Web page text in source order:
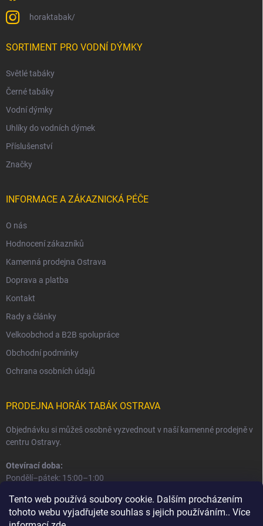
Tento web používá soubory cookie. Dalším procházením
tohoto webu vyjadřujete souhlas s jejich používáním.. Více
horaktabak/
SORTIMENT PRO VODNÍ DÝMKY
Světlé tabáky
Černé tabáky
Vodní dýmky
Uhlíky do vodních dýmek
Příslušenství
Značky
INFORMACE A ZÁKAZNICKÁ PÉČE
O nás
Hodnocení zákazníků
Kamenná prodejna Ostrava
Doprava a platba
Kontakt
Rady a články
Velkoobchod a B2B spolupráce
Obchodní podmínky
Ochrana osobních údajů
PRODEJNA HORÁK TABÁK OSTRAVA
Objednávku si můžeš osobně vyzvednout v naší kamenné prodejně v
centru Ostravy.
Otevírací doba:
Pondělí–pátek: 15:00–1:00
Informace o prodejně a osobním odběru